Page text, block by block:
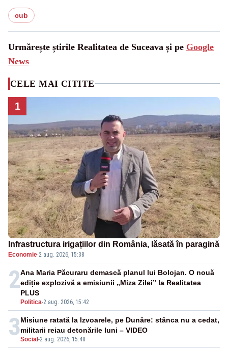
cub
Urmărește știrile Realitatea de Suceava și pe Google
News
CELE MAI CITITE
1
Infrastructura irigațiilor din România, lăsată în paragină
Economie·2 aug. 2026, 15:38
2
Politica-2 aug. 2026, 15:42
Ana Maria Păcuraru demască planul lui Bolojan. O nouă
ediție explozivă a emisiunii „Miza Zilei” la Realitatea
PLUS
3Social -2 aug. 2026, 15:48
Misiune ratată la Izvoarele, pe Dunăre: stânca nu a cedat,
militarii reiau detonările luni – VIDEO